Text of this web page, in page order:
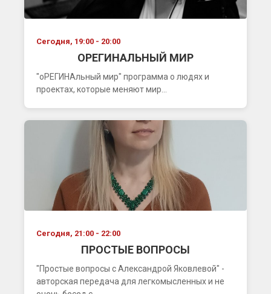
Сегодня, 19:00 - 20:00
ОРЕГИНАЛЬНЫЙ МИР
"оРЕГИНАльный мир" программа о людях и
проектах, которые меняют мир...
Сегодня, 21:00 - 22:00
ПРОСТЫЕ ВОПРОСЫ
"Простые вопросы с Александрой Яковлевой" -
авторская передача для легкомысленных и не